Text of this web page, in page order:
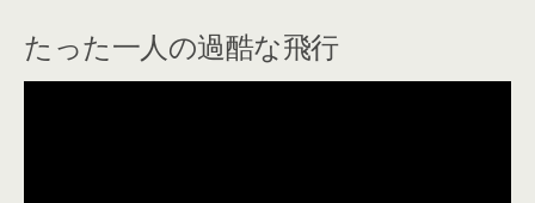
たった一人の過酷な飛行